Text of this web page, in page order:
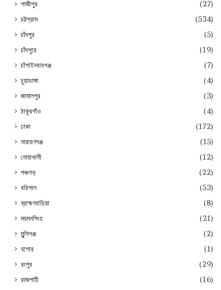
গাজীপুর
(27)
চট্টগ্রাম
(534)
চাঁদপুর
(5)
চাঁদপুরে
(19)
চাঁপাইনবাবগঞ্জ
(7)
চুয়াডাঙ্গা
(4)
জামালপুর
(3)
ঠাকুরগাঁও
(4)
ঢাকা
(172)
নারায়ণগঞ্জ
(15)
নোয়াখালী
(12)
পঞ্চগড়
(22)
বরিশাল
(53)
ব্রাহ্মণবাড়িয়া
(8)
ময়মনসিংহ
(21)
মুন্সিগঞ্জ
(2)
যশোর
(1)
রংপুর
(29)
রাজশাহী
(16)